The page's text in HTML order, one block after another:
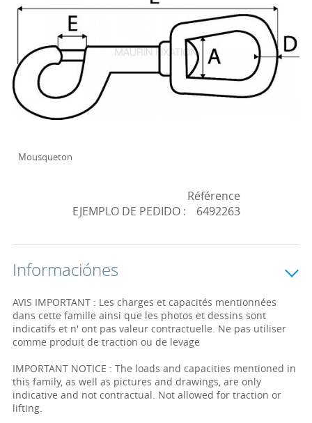
Mousqueton
EJEMPLO DE PEDIDO :
Référence
6492263
Informaciónes
AVIS IMPORTANT : Les charges et capacités mentionnées
dans cette famille ainsi que les photos et dessins sont
indicatifs et n' ont pas valeur contractuelle. Ne pas utiliser
comme produit de traction ou de levage
IMPORTANT NOTICE : The loads and capacities mentioned in
this family, as well as pictures and drawings, are only
indicative and not contractual. Not allowed for traction or
lifting.